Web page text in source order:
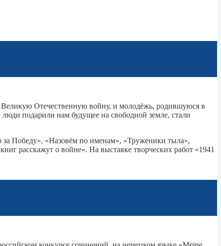
Отечественную войну, и молодёжь, родившуюся в
подарили нам будущее на свободной земле, стали
Победу», «Назовём по именам», «Труженики тыла»,
расскажут о войне». На выставке творческих работ «1941